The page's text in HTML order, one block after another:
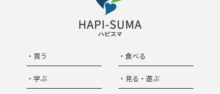
・買う ・食べる
・学ぶ ・見る・遊ぶ